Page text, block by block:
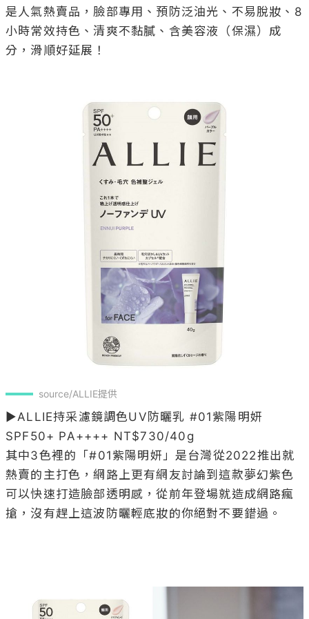
是人氣熱賣品，臉部專用、預防泛油光、不易脫妝、8
小時常效持色、清爽不黏膩、含美容液（保濕）成
分，滑順好延展！
source/ALLIE提供
▶ALLIE持采濾鏡調色UV防曬乳 #01紫陽明妍
SPF50+ PA++++ NT$730/40g
其中3色裡的「#01紫陽明妍」是台灣從2022推出就
熱賣的主打色，網路上更有網友討論到這款夢幻紫色
可以快速打造臉部透明感，從前年登場就造成網路瘋
搶，沒有趕上這波防曬輕底妝的你絕對不要錯過。